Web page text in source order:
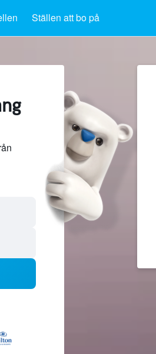
Ställen att bo på